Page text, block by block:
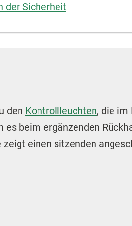
der Sicherheit
den Kontrollleuchten, die im
beim ergänzenden
einen sitzenden